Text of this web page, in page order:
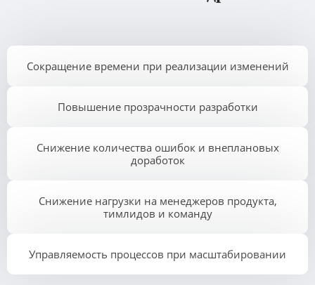
Сокращение времени при реализации изменений
Повышение прозрачности разработки
Снижение количества ошибок и внеплановых
доработок
Снижение нагрузки на менеджеров продукта,
тимлидов и команду
Управляемость процессов при масштабировании